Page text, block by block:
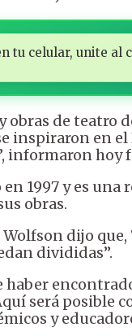
tu celular, unite al
obras de teatro
inspiraron en
informaron hoy
1997 y es
obras.
dijo que,
divididas”.
será posible
y